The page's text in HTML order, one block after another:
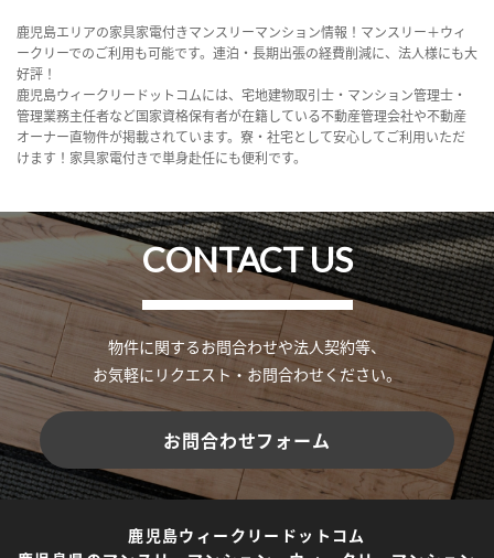
鹿児島エリアの家具家電付きマンスリーマンション情報！マンスリー＋ウィ
ークリーでのご利用も可能です。連泊・長期出張の経費削減に、法人様にも大
好評！
鹿児島ウィークリードットコムには、宅地建物取引士・マンション管理士・
管理業務主任者など国家資格保有者が在籍している不動産管理会社や不動産
オーナー直物件が掲載されています。寮・社宅として安心してご利用いただ
けます！家具家電付きで単身赴任にも便利です。
CONTACT US
物件に関するお問合わせや法人契約等、
お気軽にリクエスト・お問合わせください。
お問合わせフォーム
鹿児島ウィークリードットコム